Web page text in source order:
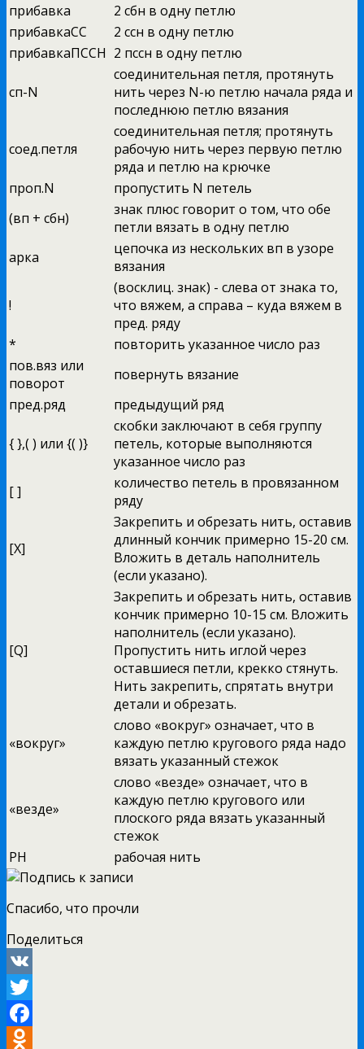
прибавка
2 сбн в одну петлю
прибавкаСС
2 ссн в одну петлю
прибавкаПССН 2 пссн в одну петлю
сп-N
соединительная петля, протянуть
нить через N-ю петлю начала ряда и
последнюю петлю вязания
соед.петля
соединительная петля; протянуть
рабочую нить через первую петлю
ряда и петлю на крючке
проп.N
пропустить N петель
(вп + сбн)
знак плюс говорит о том, что обе
петли вязать в одну петлю
арка
цепочка из нескольких вп в узоре
вязания
!
(восклиц. знак) - слева от знака то,
что вяжем, а справа – куда вяжем в
пред. ряду
*
повторить указанное число раз
пов.вяз или
поворот
повернуть вязание
пред.ряд
предыдущий ряд
{ },( ) или {( )}
скобки заключают в себя группу
петель, которые выполняются
указанное число раз
[ ]
количество петель в провязанном
ряду
[X]
Закрепить и обрезать нить, оставив
длинный кончик примерно 15-20 см.
Вложить в деталь наполнитель
(если указано).
[Q]
Закрепить и обрезать нить, оставив
кончик примерно 10-15 см. Вложить
наполнитель (если указано).
Пропустить нить иглой через
оставшиеся петли, крекко стянуть.
Нить закрепить, спрятать внутри
детали и обрезать.
«вокруг»
слово «вокруг» означает, что в
каждую петлю кругового ряда надо
вязать указанный стежок
«везде»
слово «везде» означает, что в
каждую петлю кругового или
плоского ряда вязать указанный
стежок
РН
рабочая нить
Спасибо, что прочли
Поделиться
VK
Twitter
Facebook